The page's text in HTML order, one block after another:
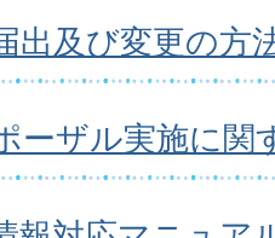
出及び変更の方
ーザル実施に関